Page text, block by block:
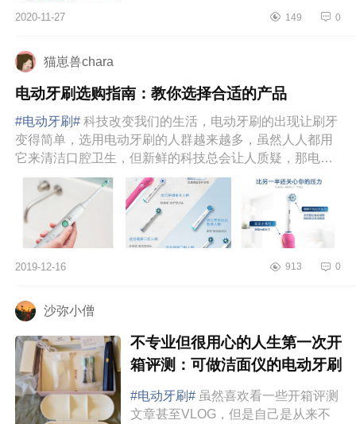
感型专属刷头，能够贴心呵护牙龈；
2020-11-27 149 0
猫崽兽chara
电动牙刷选购指南：教你选择合适的产品
#电动牙刷# 科技改变我们的生活，电动牙刷的出现让刷牙
变得简单，选用电动牙刷的人群越来越多，虽然人人都用
它来清洁口腔卫生，但新鲜的科技总会让人质疑，那电动
牙刷到底好不好用？电...
2019-12-16 913 0
沙弥小僧
不专业但很用心的人生第一次开
箱评测：可做洁面仪的电动牙刷
#电动牙刷# 虽然喜欢看一些开箱评测
文章甚至VLOG，但是自己是从来不